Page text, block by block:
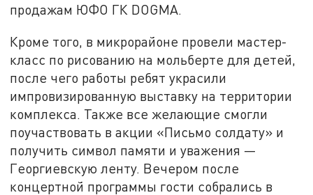
продажам ЮФО ГК DOGMA.
Кроме того, в микрорайоне провели мастер-
класс по рисованию на мольберте для детей,
после чего работы ребят украсили
импровизированную выставку на территории
комплекса. Также все желающие смогли
поучаствовать в акции «Письмо солдату» и
получить символ памяти и уважения —
Георгиевскую ленту. Вечером после
концертной программы гости собрались в